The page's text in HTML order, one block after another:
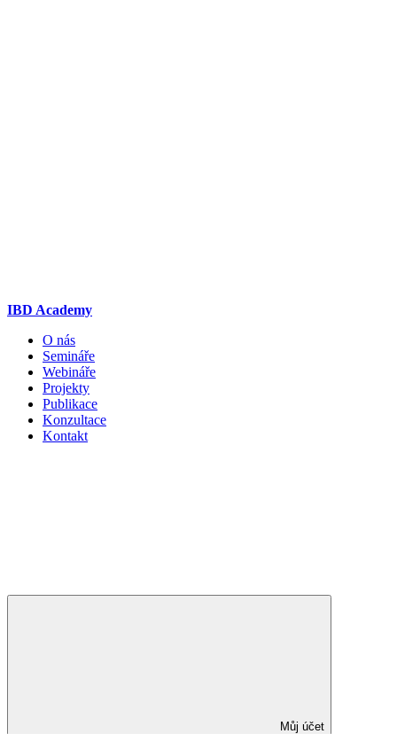
IBD Academy
O nás
Semináře
Webináře
Projekty
Publikace
Konzultace
Kontakt
Můj účet